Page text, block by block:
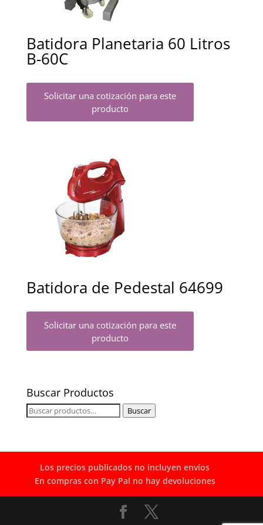
Batidora Planetaria 60 Litros
B-60C
Solicitar una cotización para este
producto
Batidora de Pedestal 64699
Solicitar una cotización para este
producto
Buscar Productos
Buscar
Buscar
Los precios publicados no incluyen envíos
En compras con Pay Pal no hay devoluciones